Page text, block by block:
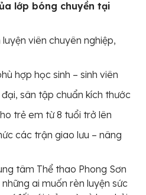
lớp bóng chuyền tại
viên chuyên nghiệp,
hợp học sinh – sinh viên
sân tập chuẩn kích thước
trẻ em từ 8 tuổi trở lên
các trận giao lưu – nâng
tâm Thể thao Phong Sơn
ai muốn rèn luyện sức